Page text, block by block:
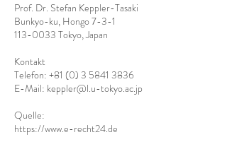
Prof. Dr. Stefan Keppler-Tasaki
Bunkyo-ku, Hongo 7-3-1
113-0033 Tokyo, Japan
Kontakt
Telefon: +81 (0) 3 5841 3836
E-Mail: keppler@l.u-tokyo.ac.jp
Quelle:
https://www.e-recht24.de